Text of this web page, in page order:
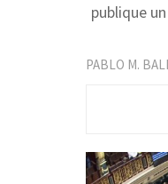
publique
PABLO M.